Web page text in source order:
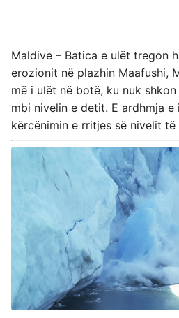
Maldive – Batica e ulët tregon
erozionit në plazhin Maafushi,
më i ulët në botë, ku nuk
mbi nivelin e detit. E ardhmja e
kërcënimin e rritjes së nivelit të